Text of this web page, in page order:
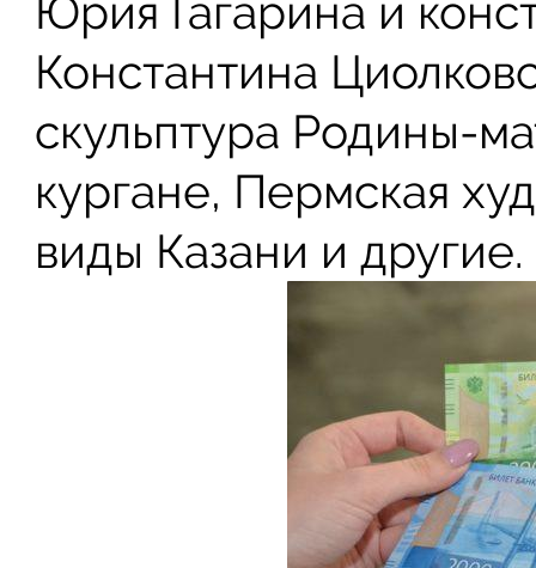
Юрия Гагарина и
Константина
скульптура Родины-
кургане, Пермская
виды Казани и другие.